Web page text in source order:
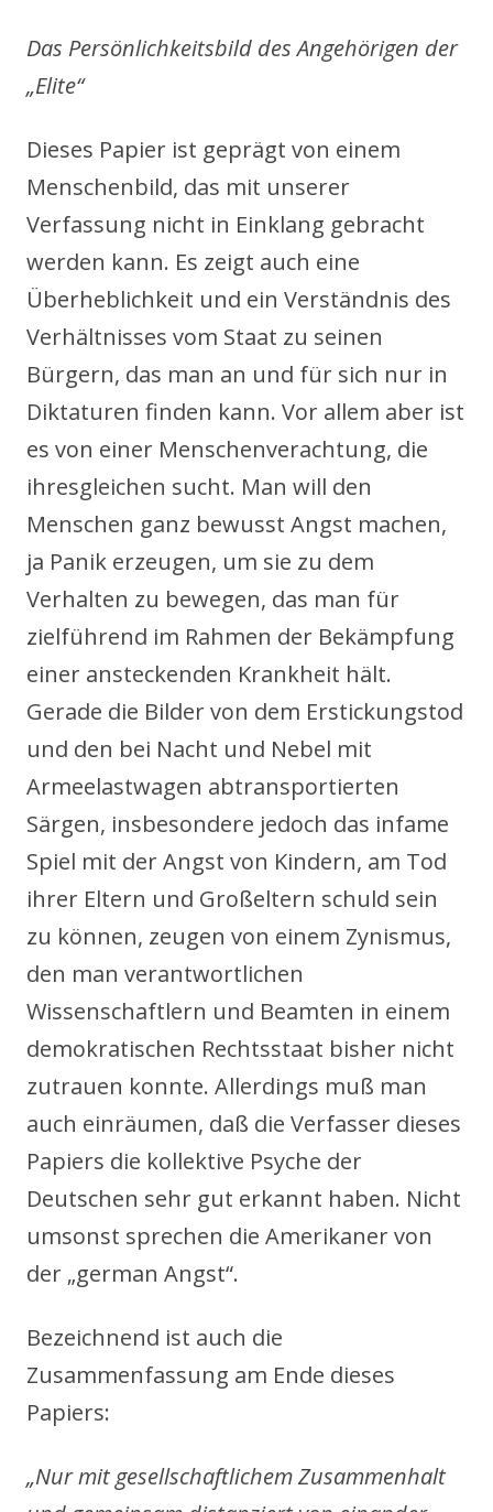
Das Persönlichkeitsbild des Angehörigen der
„Elite“
Dieses Papier ist geprägt von einem
Menschenbild, das mit unserer
Verfassung nicht in Einklang gebracht
werden kann. Es zeigt auch eine
Überheblichkeit und ein Verständnis des
Verhältnisses vom Staat zu seinen
Bürgern, das man an und für sich nur in
Diktaturen finden kann. Vor allem aber ist
es von einer Menschenverachtung, die
ihresgleichen sucht. Man will den
Menschen ganz bewusst Angst machen,
ja Panik erzeugen, um sie zu dem
Verhalten zu bewegen, das man für
zielführend im Rahmen der Bekämpfung
einer ansteckenden Krankheit hält.
Gerade die Bilder von dem Erstickungstod
und den bei Nacht und Nebel mit
Armeelastwagen abtransportierten
Särgen, insbesondere jedoch das infame
Spiel mit der Angst von Kindern, am Tod
ihrer Eltern und Großeltern schuld sein
zu können, zeugen von einem Zynismus,
den man verantwortlichen
Wissenschaftlern und Beamten in einem
demokratischen Rechtsstaat bisher nicht
zutrauen konnte. Allerdings muß man
auch einräumen, daß die Verfasser dieses
Papiers die kollektive Psyche der
Deutschen sehr gut erkannt haben. Nicht
umsonst sprechen die Amerikaner von
der „german Angst“.
Bezeichnend ist auch die
Zusammenfassung am Ende dieses
Papiers:
„Nur mit gesellschaftlichem Zusammenhalt